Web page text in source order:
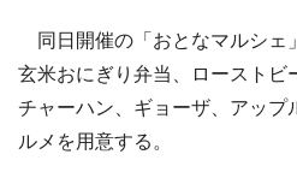
同日開催の「おとなマルシェ
玄米おにぎり弁当、ローストビ
チャーハン、ギョーザ、アップ
ルメを用意する。